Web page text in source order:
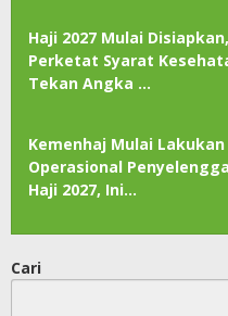
Haji 2027 Mulai
Perketat Syarat
Tekan Angka …
Kemenhaj Mulai
Operasional
Haji 2027, Ini…
Cari